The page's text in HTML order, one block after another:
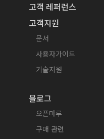
고객 레퍼런스
고객지원
문서
사용자가이드
기술지원
블로그
오픈마루
구매 관련